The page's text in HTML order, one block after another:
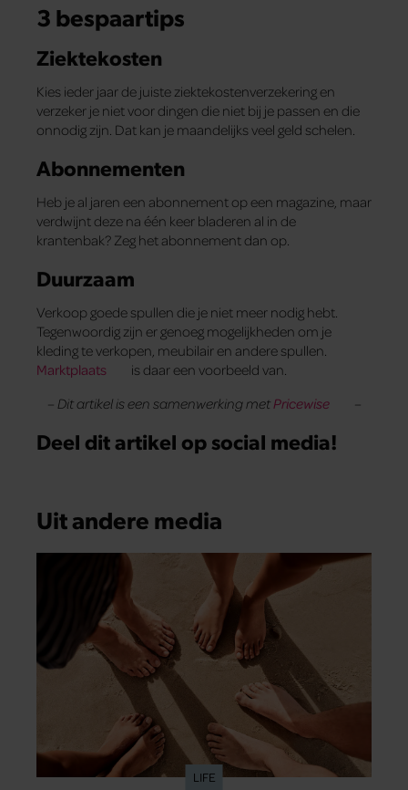
3 bespaartips
Ziektekosten
Kies ieder jaar de juiste ziektekostenverzekering en
verzeker je niet voor dingen die niet bij je passen en die
onnodig zijn. Dat kan je maandelijks veel geld schelen.
Abonnementen
Heb je al jaren een abonnement op een magazine, maar
verdwijnt deze na één keer bladeren al in de
krantenbak? Zeg het abonnement dan op.
Duurzaam
Verkoop goede spullen die je niet meer nodig hebt.
Tegenwoordig zijn er genoeg mogelijkheden om je
kleding te verkopen, meubilair en andere spullen.
Marktplaats
is daar een voorbeeld van.
– Dit artikel is een samenwerking met Pricewise
Deel dit artikel op social media!
Uit andere media
LIFE